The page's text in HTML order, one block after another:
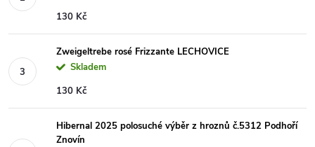
130 Kč
Zweigeltrebe rosé Frizzante LECHOVICE
Skladem
130 Kč
Hibernal 2025 polosuché výběr z hroznů č.5312 Podhoří
Znovín